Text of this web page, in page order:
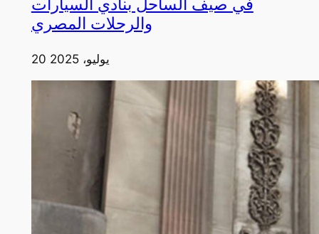
في صيف الساحل بنادي السيارات
والرحلات المصري
20 يوليو، 2025